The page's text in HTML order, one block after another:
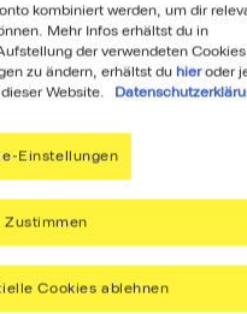
IQ™
Körper mit
die Du
kombiniert werden, um dir
Mehr Infos erhältst du in
der verwendeten
zu ändern, erhältst du hieroder
Website.
Einstellungen
Cookies ablehnen
Zustimmen